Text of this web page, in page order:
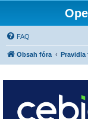
FAQ
Obsah fóra Pravidla